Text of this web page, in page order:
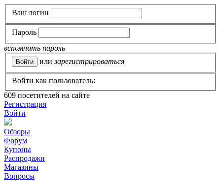
Ваш логин
Пароль
вспомнить пароль
или зарегистрироваться
Войти как пользователь:
609 посетителей на сайте
Регистрация
Войти
Обзоры
Форум
Купоны
Распродажи
Магазины
Вопросы